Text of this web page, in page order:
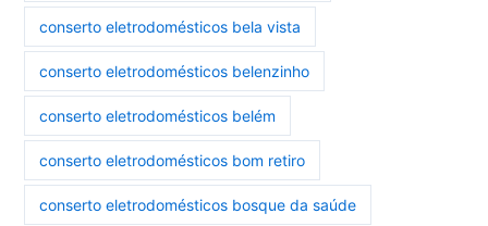
conserto eletrodomésticos bela vista
conserto eletrodomésticos belenzinho
conserto eletrodomésticos belém
conserto eletrodomésticos bom retiro
conserto eletrodomésticos bosque da saúde